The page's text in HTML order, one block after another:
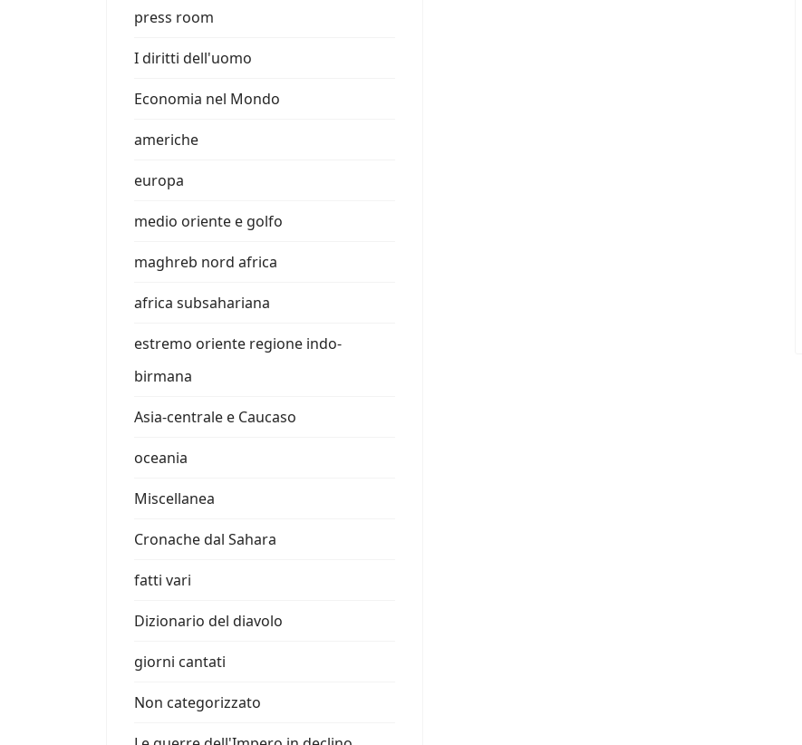
press room
I diritti dell'uomo
Economia nel Mondo
americhe
europa
medio oriente e golfo
maghreb nord africa
africa subsahariana
estremo oriente regione indo-
birmana
Asia-centrale e Caucaso
oceania
Miscellanea
Cronache dal Sahara
fatti vari
Dizionario del diavolo
giorni cantati
Non categorizzato